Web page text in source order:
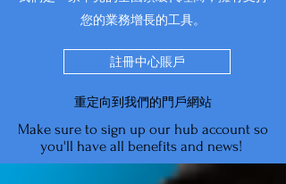
您的業務增長的工具。
註冊中心賬戶
重定向到我們的門戶網站
Make sure to sign up our hub account so
you'll have all benefits and news!